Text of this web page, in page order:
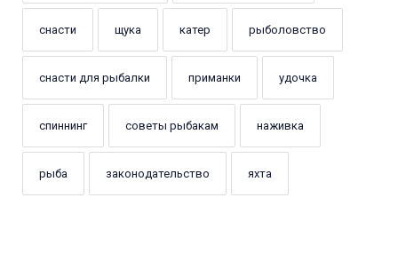
снасти щука катер рыболовство
снасти для рыбалки приманки удочка
спиннинг советы рыбакам наживка
рыба законодательство яхта